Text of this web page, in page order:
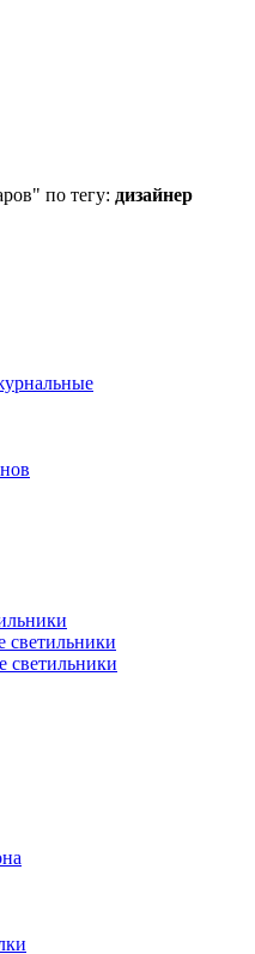
по тегу: дизайнер